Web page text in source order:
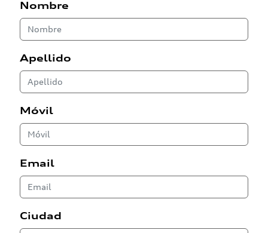
Nombre
Apellido
Móvil
Email
Ciudad